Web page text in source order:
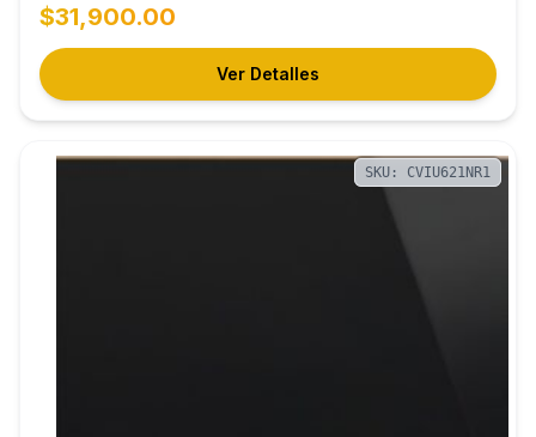
$31,900.00
Ver Detalles
SKU: CVIU621NR1